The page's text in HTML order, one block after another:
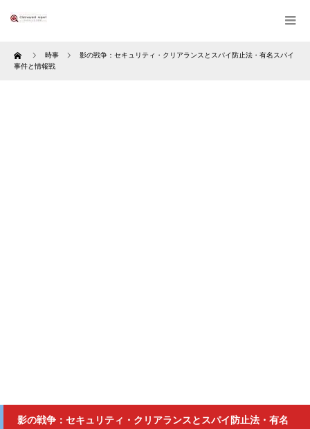
Home 時事
影の戦争：セキュリティ・クリアランスとスパイ防止法・有名スパイ
事件と情報戦
影の戦争：セキュリティ・クリアランスとスパイ防止法・有名